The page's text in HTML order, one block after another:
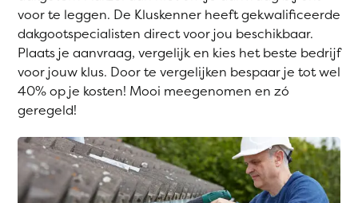
voor te leggen. De Kluskenner heeft gekwalificeerde
dakgootspecialisten direct voor jou beschikbaar.
Plaats je aanvraag, vergelijk en kies het beste bedrijf
voor jouw klus. Door te vergelijken bespaar je tot wel
40% op je kosten! Mooi meegenomen en zó
geregeld!